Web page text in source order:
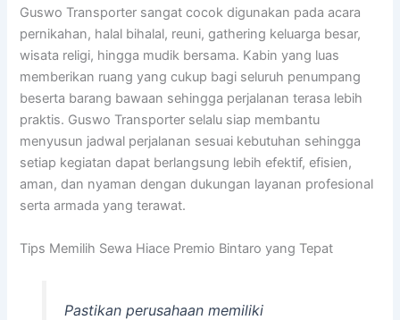
Guswo Transporter sangat cocok digunakan pada acara
pernikahan, halal bihalal, reuni, gathering keluarga besar,
wisata religi, hingga mudik bersama. Kabin yang luas
memberikan ruang yang cukup bagi seluruh penumpang
beserta barang bawaan sehingga perjalanan terasa lebih
praktis. Guswo Transporter selalu siap membantu
menyusun jadwal perjalanan sesuai kebutuhan sehingga
setiap kegiatan dapat berlangsung lebih efektif, efisien,
aman, dan nyaman dengan dukungan layanan profesional
serta armada yang terawat.
Tips Memilih Sewa Hiace Premio Bintaro yang Tepat
Pastikan perusahaan memiliki